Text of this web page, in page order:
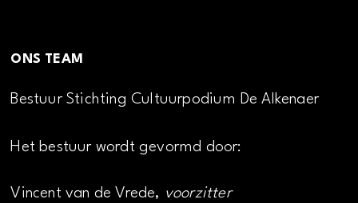
ONS TEAM
Bestuur Stichting Cultuurpodium De Alkenaer
Het bestuur wordt gevormd door:
Vincent van de Vrede, voorzitter